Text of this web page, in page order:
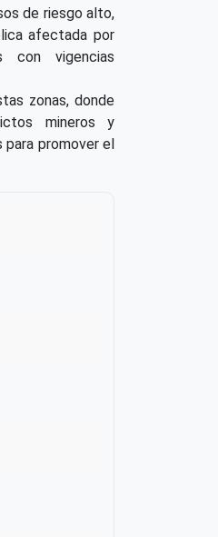
de riesgo alto,
afectada por
con vigencias
zonas, donde
mineros y
para promover el